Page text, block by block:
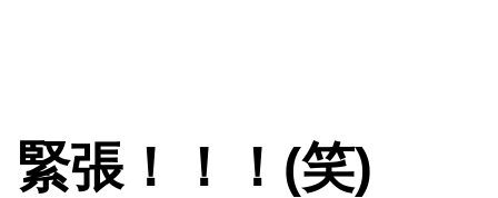
緊張！！！(笑)